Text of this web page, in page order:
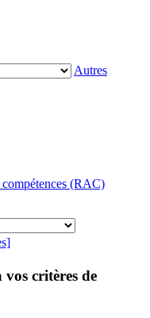
Autres
compétences (RAC)
critères de